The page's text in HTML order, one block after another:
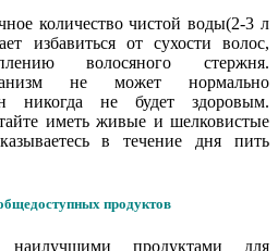
количество чистой воды(2-3 л
избавиться от сухости волос,
волосяного стержня.
не может нормально
никогда не будет здоровым.
иметь живые и шелковистые
в течение дня пить
продуктов
продуктами для